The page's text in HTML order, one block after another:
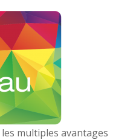
multiples avantages